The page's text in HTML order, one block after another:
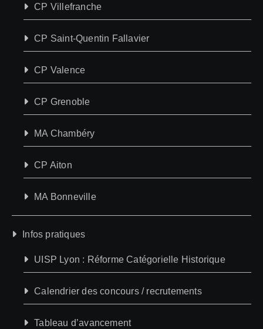
CP Villefranche
CP Saint-Quentin Fallavier
CP Valence
CP Grenoble
MA Chambéry
CP Aiton
MA Bonneville
Infos pratiques
UISP Lyon : Réforme Catégorielle Historique
Calendrier des concours / recrutements
Tableau d’avancement